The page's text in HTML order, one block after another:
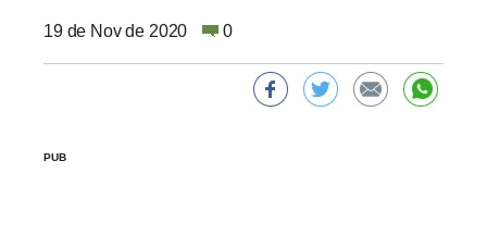
19 de Nov de 2020 0
PUB